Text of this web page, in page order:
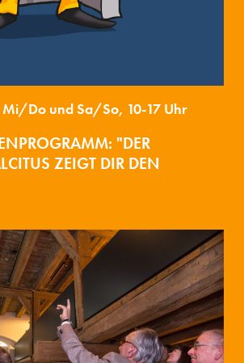
Do und Sa/So, 10-17 Uhr
"DER
ZEIGT DIR DEN